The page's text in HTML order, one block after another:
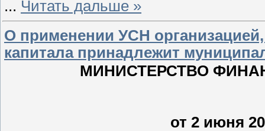
... Читать дальше »
О применении УСН организацией,
капитала принадлежит
МИНИСТЕРСТВО
от 2 июня